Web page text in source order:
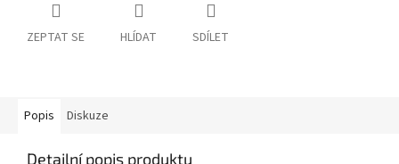
ZEPTAT SE HLÍDAT SDÍLET
Popis Diskuze
Detailní popis produktu